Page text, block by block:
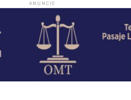
ANUNCIO